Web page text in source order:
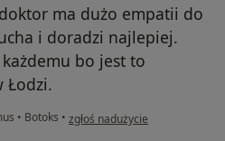
ma dużo empatii do
i doradzi najlepiej.
bo jest to
Łodzi.
• Botoks • w opinii użytkownika Roksana K
zgłoś nadużycie